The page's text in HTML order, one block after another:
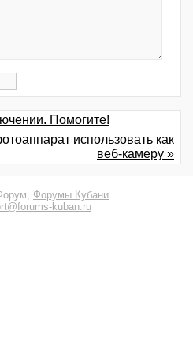
Помогите!
использовать как
веб-камеру »
Форумы Кубани
kuban.ru